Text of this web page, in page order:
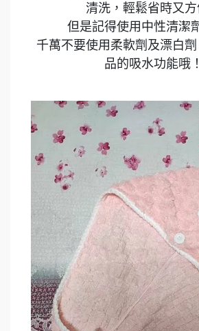
清洗，輕鬆省時又方
但是記得使用中性清潔
千萬不要使用柔軟劑及漂白
品的吸水功能哦！